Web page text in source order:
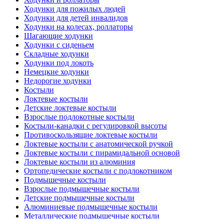
Ходунки для пожилых людей
Ходунки для детей инвалидов
Ходунки на колесах, роллаторы
Шагающие ходунки
Ходунки с сиденьем
Складные ходунки
Ходунки под локоть
Немецкие ходунки
Недорогие ходунки
Костыли
Локтевые костыли
Детские локтевые костыли
Взрослые подлокотные костыли
Костыли-канадки с регулировкой высоты
Противоскользящие локтевые костыли
Локтевые костыли с анатомической ручкой
Локтевые костыли с пирамидальной основой
Локтевые костыли из алюминия
Ортопедические костыли с подлокотником
Подмышечные костыли
Взрослые подмышечные костыли
Детские подмышечные костыли
Алюминиевые подмышечные костыли
Металлические подмышечные костыли